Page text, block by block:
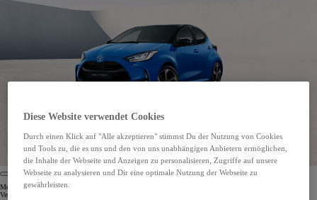
Melde dich zum Toyota Yaris Newsletter an und erhalte die neuesten Informationen, exklusive Angebote,
Veranstaltungen und vieles mehr direkt per E-Mail.
Diese Website verwendet Cookies
Durch einen Klick auf "Alle akzeptieren" stimmst Du der Nutzung von Cookies
und Tools zu, die es uns und den von uns unabhängigen Anbietern ermöglichen,
die Inhalte der Webseite und Anzeigen zu personalisieren, Zugriffe auf unsere
Webseite zu analysieren und Dir eine optimale Nutzung der Webseite zu
gewährleisten.